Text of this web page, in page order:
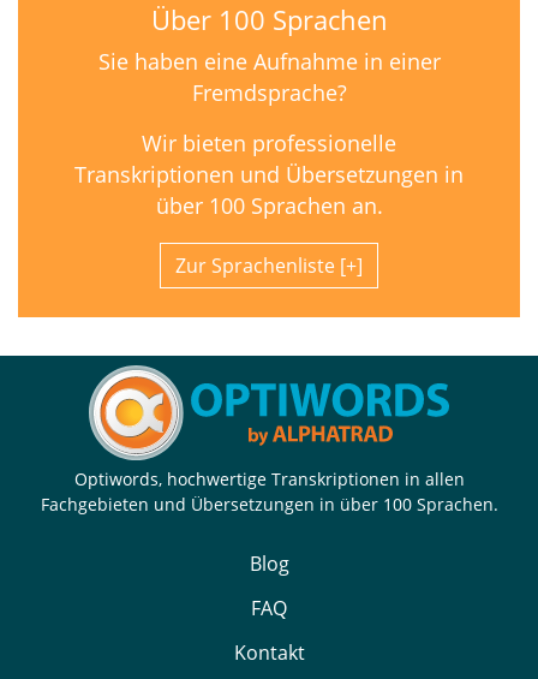
Über 100 Sprachen
Sie haben eine Aufnahme in einer
Fremdsprache?
Wir bieten professionelle
Transkriptionen und Übersetzungen in
über 100 Sprachen an.
Zur Sprachenliste
Optiwords, hochwertige Transkriptionen in allen
Fachgebieten und Übersetzungen in über 100 Sprachen.
Blog
FAQ
Kontakt